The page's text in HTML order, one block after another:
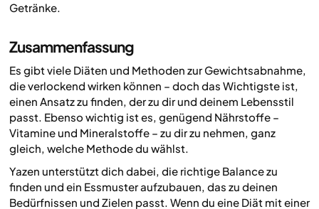
Getränke.
Zusammenfassung
Es gibt viele Diäten und Methoden zur Gewichtsabnahme,
die verlockend wirken können – doch das Wichtigste ist,
einen Ansatz zu finden, der zu dir und deinem Lebensstil
passt. Ebenso wichtig ist es, genügend Nährstoffe –
Vitamine und Mineralstoffe – zu dir zu nehmen, ganz
gleich, welche Methode du wählst.
Yazen unterstützt dich dabei, die richtige Balance zu
finden und ein Essmuster aufzubauen, das zu deinen
Bedürfnissen und Zielen passt. Wenn du eine Diät mit einer